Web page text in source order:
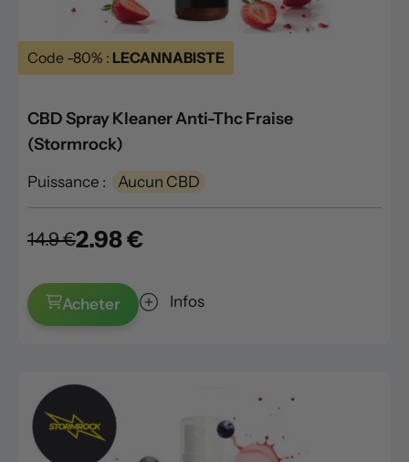
Code -80% : LECANNABISTE
CBD Spray Kleaner Anti-Thc Fraise
(Stormrock)
Puissance : Aucun CBD
14.9 €2.98 €
Acheter Infos